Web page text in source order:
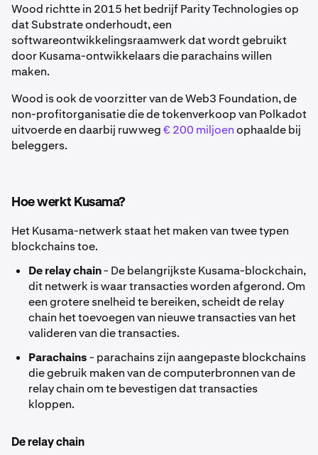
Wood richtte in 2015 het bedrijf Parity Technologies op
dat Substrate onderhoudt, een
softwareontwikkelingsraamwerk dat wordt gebruikt
door Kusama-ontwikkelaars die parachains willen
maken.
Wood is ook de voorzitter van de Web3 Foundation, de
non-profitorganisatie die de tokenverkoop van Polkadot
uitvoerde en daarbij ruwweg€ 200 miljoenophaalde bij
beleggers.
Hoe werkt Kusama?
Het Kusama-netwerk staat het maken van twee typen
blockchains toe.
De relay chain- De belangrijkste Kusama-blockchain,
dit netwerk is waar transacties worden afgerond. Om
een grotere snelheid te bereiken, scheidt de relay
chain het toevoegen van nieuwe transacties van het
valideren van die transacties.
Parachains- parachains zijn aangepaste blockchains
die gebruik maken van de computerbronnen van de
relay chain om te bevestigen dat transacties
kloppen.
De relay chain